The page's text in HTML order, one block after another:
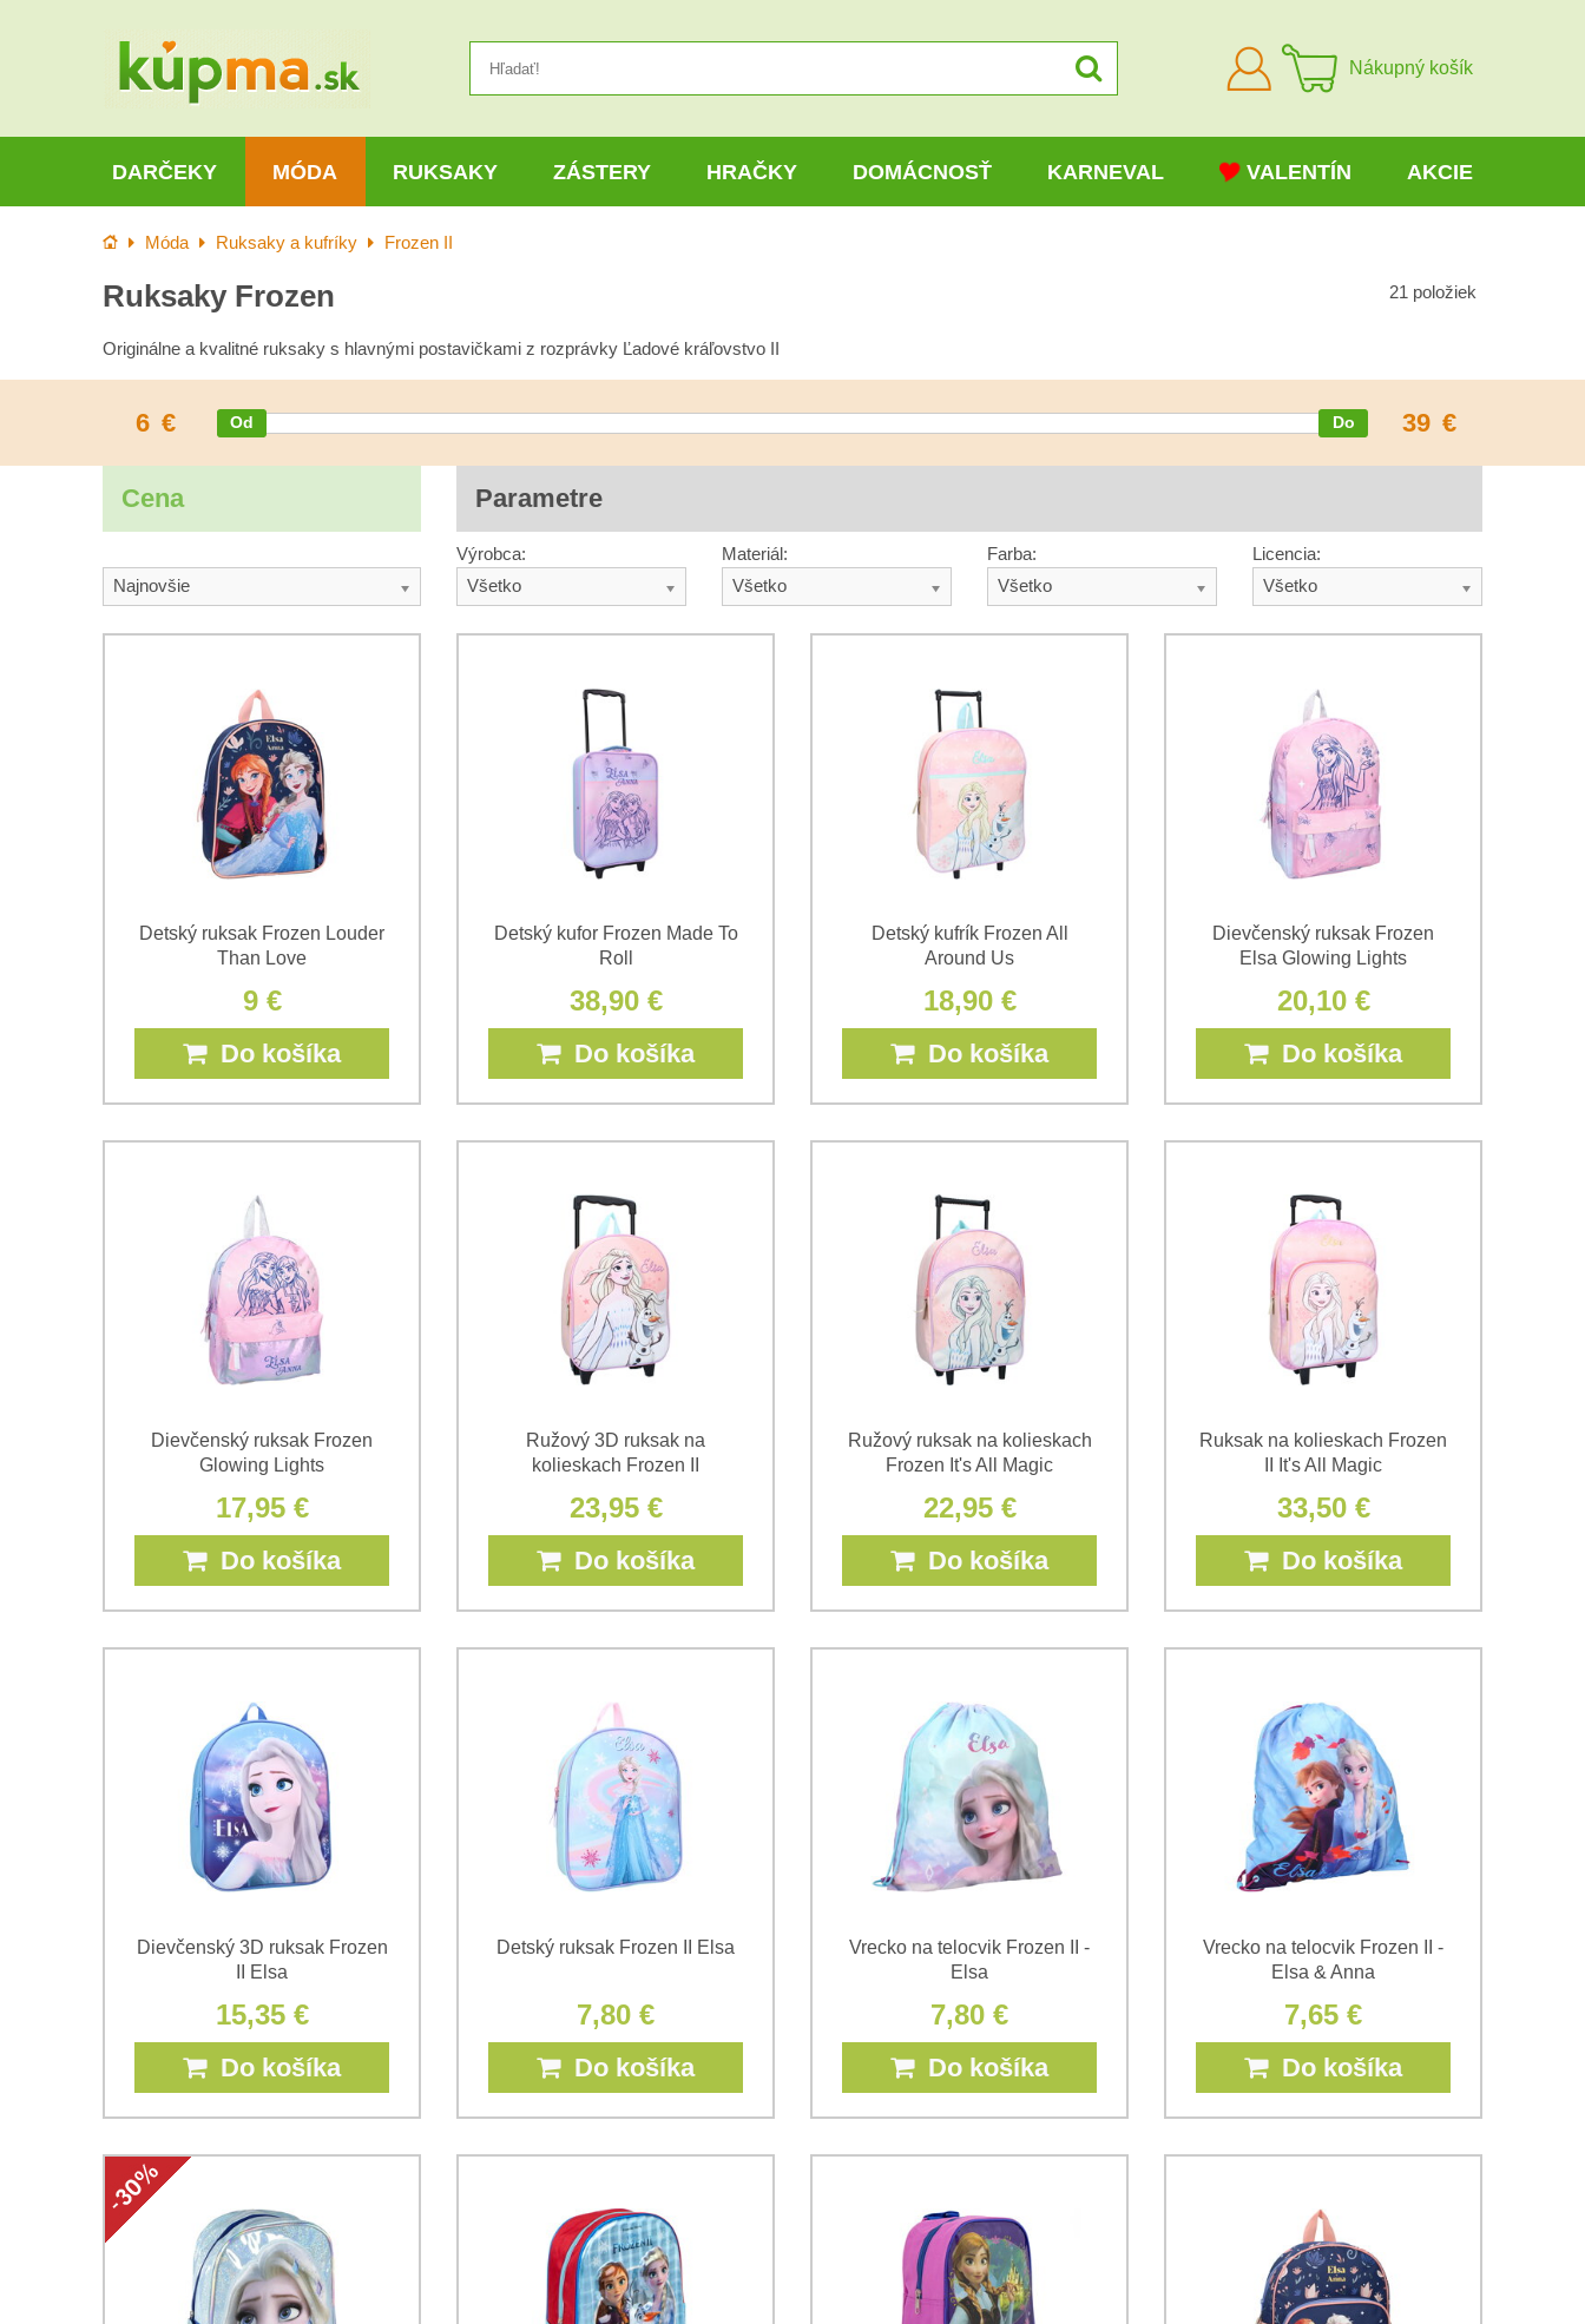
Prihlásiť
sa
Nákupný košík
DARČEKY MÓDA RUKSAKY ZÁSTERY HRAČKY DOMÁCNOSŤ KARNEVAL VALENTÍN AKCIE
Úvod Móda Ruksaky a kufríky Frozen II
Ruksaky Frozen 21 položiek
Originálne a kvalitné ruksaky s hlavnými postavičkami z rozprávky Ľadové kráľovstvo II
6 € 39 €
Cena Parametre
Najnovšie
Výrobca:
Všetko
Materiál:
Všetko
Farba:
Všetko
Licencia:
Všetko
Detský ruksak Frozen Louder
Than Love
9 €
Do košíka
Detský kufor Frozen Made To
Roll
38,90 €
Do košíka
Detský kufrík Frozen All
Around Us
18,90 €
Do košíka
Dievčenský ruksak Frozen
Elsa Glowing Lights
20,10 €
Do košíka
Dievčenský ruksak Frozen
Glowing Lights
17,95 €
Do košíka
Ružový 3D ruksak na
kolieskach Frozen II
23,95 €
Do košíka
Ružový ruksak na kolieskach
Frozen It's All Magic
22,95 €
Do košíka
Ruksak na kolieskach Frozen
II It's All Magic
33,50 €
Do košíka
Dievčenský 3D ruksak Frozen
II Elsa
15,35 €
Do košíka
Detský ruksak Frozen II Elsa
7,80 €
Do košíka
Vrecko na telocvik Frozen II -
Elsa
7,80 €
Do košíka
Vrecko na telocvik Frozen II -
Elsa & Anna
7,65 €
Do košíka